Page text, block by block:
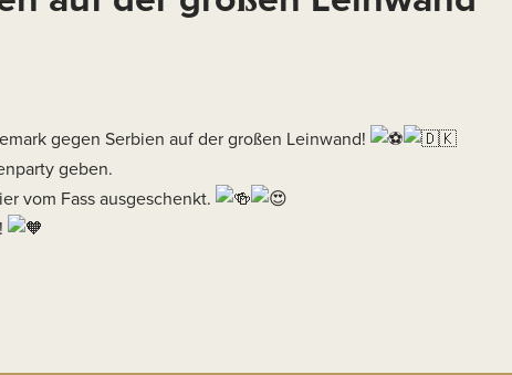
gegen Serbien auf der großen Leinwand!
geben.
vom Fass ausgeschenkt.